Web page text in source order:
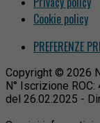
Cookie policy
PREFERENZE
Copyright © 2026
N° Iscrizione
del 26.02.2025 -